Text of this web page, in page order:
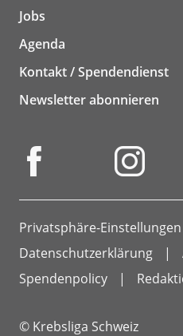
Jobs
Agenda
Kontakt / Spendendienst
Newsletter abonnieren
Privatsphäre-Einstellungen
Datenschutzerklärung
Spendenpolicy
© Krebsliga Schweiz